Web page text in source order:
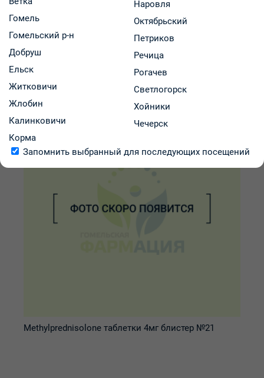
Код: 39888
В аптеках региона: 66.02 р.
Methylprednisolone таблетки 4мг блистер №21
Гомель
Гомельский р-н
Добруш
Ельск
Житковичи
Жлобин
Калинковичи
Корма
Наровля
Октябрьский
Петриков
Речица
Рогачев
Светлогорск
Хойники
Чечерск
Запомнить выбранный для последующих посещений